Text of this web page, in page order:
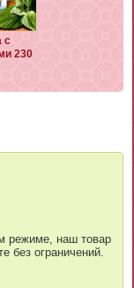
с
230
режиме, наш товар
без ограничений.